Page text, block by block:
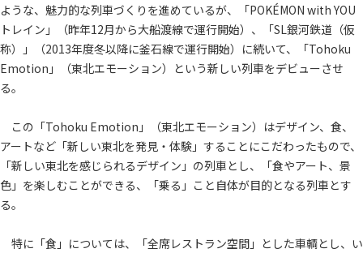
ような、魅力的な列車づくりを進めているが、「POKÉMON with YOU
トレイン」（昨年12月から大船渡線で運行開始）、「SL銀河鉄道（仮
称）」（2013年度冬以降に釜石線で運行開始）に続いて、「Tohoku
Emotion」（東北エモーション）という新しい列車をデビューさせ
る。
この「Tohoku Emotion」（東北エモーション）はデザイン、食、
アートなど「新しい東北を発見・体験」することにこだわったもので、
「新しい東北を感じられるデザイン」の列車とし、「食やアート、景
色」を楽しむことができる、「乗る」こと自体が目的となる列車とす
る。
特に「食」については、「全席レストラン空間」とした車輌とし、い